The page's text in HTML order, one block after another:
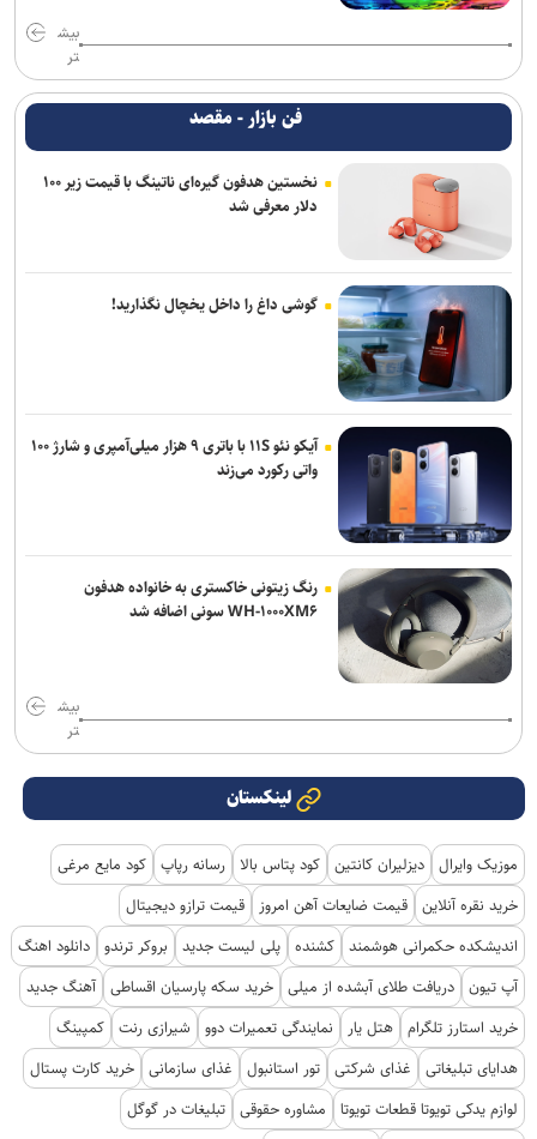
بیش
تر
فن بازار - مقصد
نخستین هدفون گیره‌ای ناتینگ با قیمت زیر ۱۰۰
دلار معرفی شد
گوشی داغ را داخل یخچال نگذارید!
آیکو نئو ۱۱S با باتری ۹ هزار میلی‌آمپری و شارژ ۱۰۰
واتی رکورد می‌زند
رنگ زیتونی خاکستری به خانواده هدفون
WH-۱۰۰۰XM۶ سونی اضافه شد
بیش
تر
لینکستان
موزیک وایرال دیزلیران کانتین کود پتاس بالا رسانه رپاپ کود مایع مرغی
خرید نقره آنلاین قیمت ضایعات آهن امروز
قیمت ترازو دیجیتال
اندیشکده حکمرانی هوشمند کشنده پلی لیست جدید بروکر ترندو دانلود اهنگ
آپ تیون دریافت طلای آبشده از میلی خرید سکه پارسیان اقساطی آهنگ جدید
خرید استارز تلگرام هتل یار نمایندگی تعمیرات دوو شیرازی رنت کمپینگ
هدایای تبلیغاتی
غذای شرکتی تور استانبول غذای سازمانی خرید کارت پستال
لوازم یدکی تویوتا قطعات تویوتا
مشاوره حقوقی تبلیغات در گوگل